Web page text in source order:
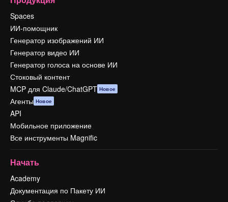
Spaces
ИИ-помощник
Генератор изображений ИИ
Генератор видео ИИ
Генератор голоса на основе ИИ
Стоковый контент
MCP для Claude/ChatGPT Новое
Агенты Новое
API
Мобильное приложение
Все инструменты Magnific
Начать
Academy
Документация по Пакету ИИ